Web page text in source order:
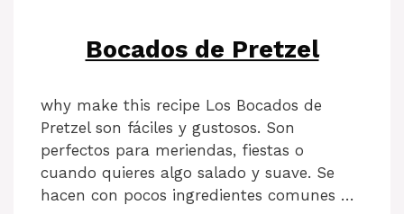
Bocados de Pretzel
why make this recipe Los Bocados de
Pretzel son fáciles y gustosos. Son
perfectos para meriendas, fiestas o
cuando quieres algo salado y suave. Se
hacen con pocos ingredientes comunes …